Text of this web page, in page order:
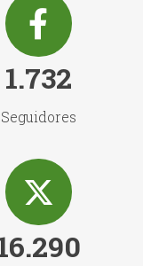
1.732
Seguidores